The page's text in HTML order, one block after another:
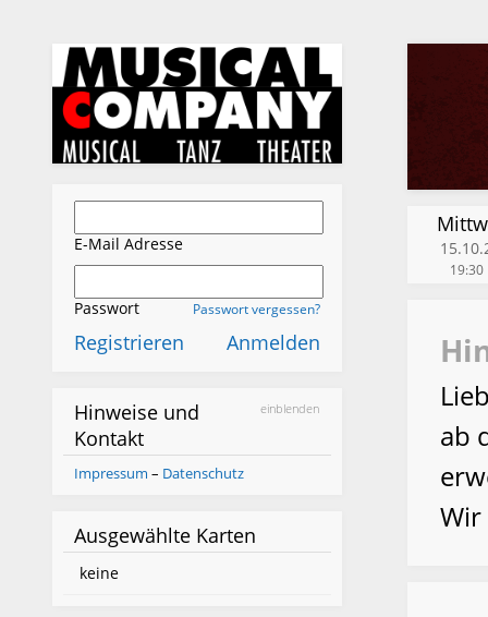
E-Mail Adresse
Passwort Passwort vergessen?
Registrieren Anmelden
Hinweise und
Kontakt
Impressum – Datenschutz
Ausgewählte Karten
keine
19:30
ab
Wir